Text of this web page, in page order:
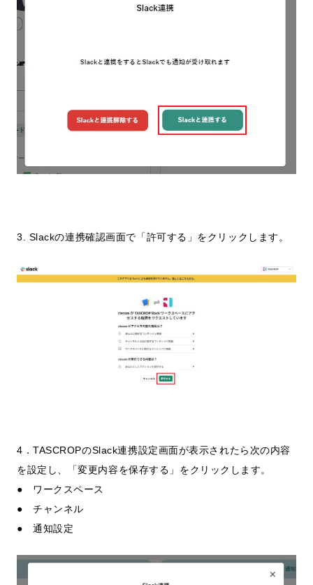
3. Slackの連携確認画面で「許可する」をクリックします。
4．TASCROPのSlack連携設定画面が表示されたら次の内容
を設定し、「変更内容を保存する」をクリックします。
● ワークスペース
● チャンネル
● 通知設定